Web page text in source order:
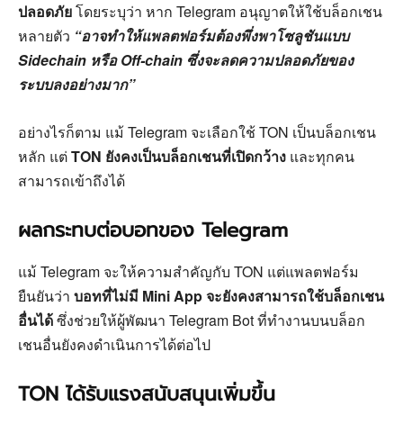
ปลอดภัยโดยระบุว่า หาก Telegram อนุญาตให้ใช้บล็อกเชน
หลายตัว “อาจทำให้แพลตฟอร์มต้องพึ่งพาโซลูชันแบบ
Sidechain หรือ Off-chain ซึ่งจะลดความปลอดภัยของ
ระบบลงอย่างมาก”
อย่างไรก็ตาม แม้ Telegram จะเลือกใช้ TON เป็นบล็อกเชน
หลัก แต่TON ยังคงเป็นบล็อกเชนที่เปิดกว้าง และทุกคน
สามารถเข้าถึงได้
ผลกระทบต่อบอทของ Telegram
แม้ Telegram จะให้ความสำคัญกับ TON แต่แพลตฟอร์ม
ยืนยันว่า บอทที่ไม่มี Mini App จะยังคงสามารถใช้บล็อกเชน
อื่นได้ซึ่งช่วยให้ผู้พัฒนา Telegram Bot ที่ทำงานบนบล็อก
เชนอื่นยังคงดำเนินการได้ต่อไป
TON ได้รับแรงสนับสนุนเพิ่มขึ้น